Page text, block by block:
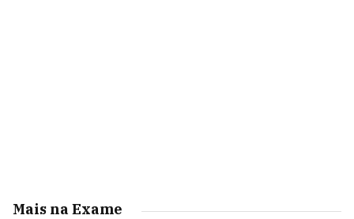
Mais na Exame